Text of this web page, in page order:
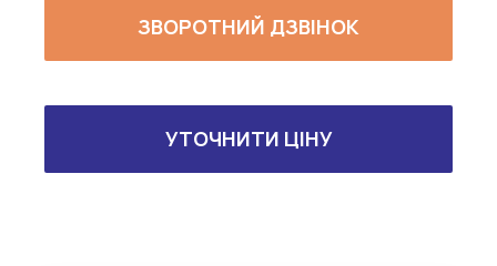
ЗВОРОТНИЙ ДЗВІНОК
УТОЧНИТИ ЦІНУ